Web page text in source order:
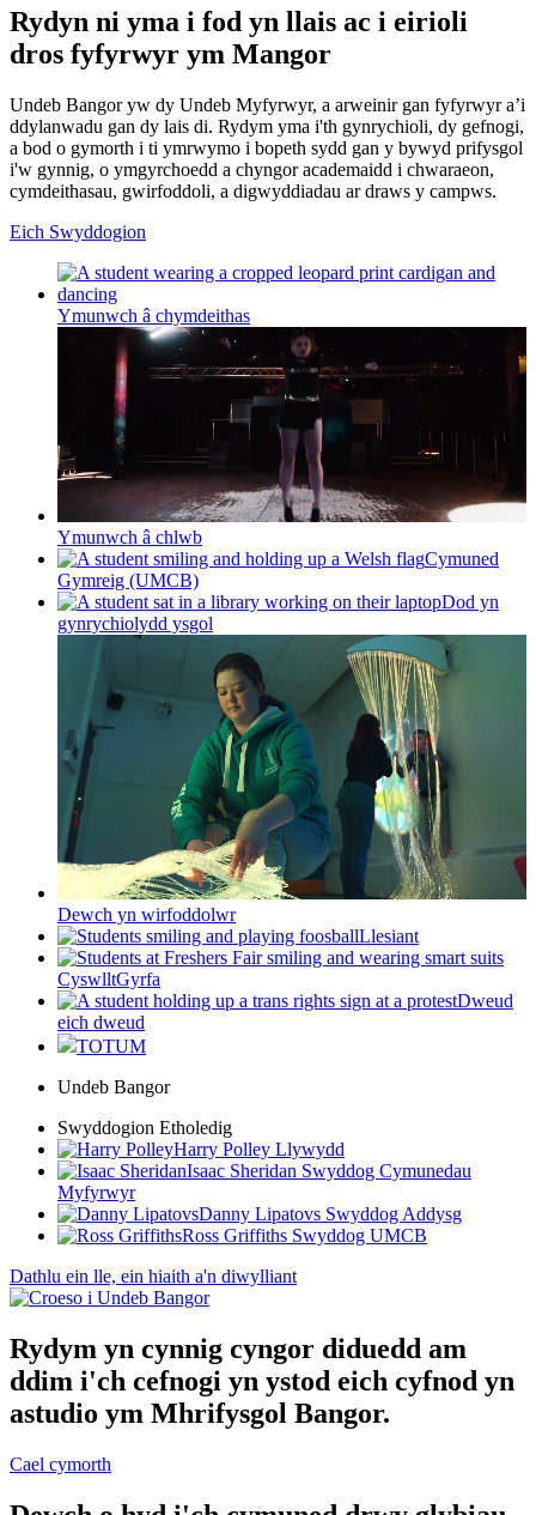
Rydyn ni yma i fod yn llais ac i eirioli
dros fyfyrwyr ym Mangor
Undeb Bangor yw dy Undeb Myfyrwyr, a arweinir gan fyfyrwyr a’i
ddylanwadu gan dy lais di. Rydym yma i'th gynrychioli, dy gefnogi,
a bod o gymorth i ti ymrwymo i bopeth sydd gan y bywyd prifysgol
i'w gynnig, o ymgyrchoedd a chyngor academaidd i chwaraeon,
cymdeithasau, gwirfoddoli, a digwyddiadau ar draws y campws.
Eich Swyddogion
Ymunwch â chymdeithas
Ymunwch â chlwb
Cymuned
Gymreig (UMCB)
Dod yn
gynrychiolydd ysgol
Dewch yn wirfoddolwr
Llesiant
CyswlltGyrfa
Dweud
eich dweud
TOTUM
Undeb Bangor
Swyddogion Etholedig
Harry Polley Llywydd
Isaac Sheridan Swyddog Cymunedau
Myfyrwyr
Danny Lipatovs Swyddog Addysg
Ross Griffiths Swyddog UMCB
Dathlu ein lle, ein hiaith a'n diwylliant
Rydym yn cynnig cyngor diduedd am
ddim i'ch cefnogi yn ystod eich cyfnod yn
astudio ym Mhrifysgol Bangor.
Cael cymorth